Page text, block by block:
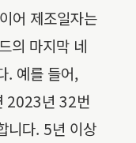
어 제조일자는
의 마지막 네
. 예를 들어,
2023년 32번
니다. 5년 이상